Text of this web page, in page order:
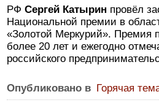
РФСергей Катырин провёл
Национальной премии в
«Золотой Меркурий». Премия
более 20 лет и ежегодно
российского
Опубликовано в Горячая